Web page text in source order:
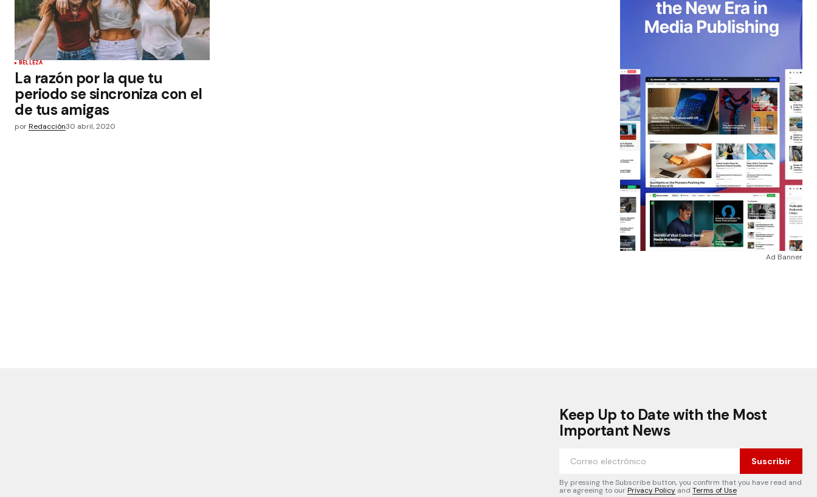
BELLEZA
La razón por la que tu
periodo se sincroniza con el
de tus amigas
porRedacción30 abril, 2020
Ad Banner
Keep Up to Date with the Most
Important News
Suscribir
By pressing the Subscribe button, you confirm that you have read and
are agreeing to ourPrivacy Policy and Terms of Use